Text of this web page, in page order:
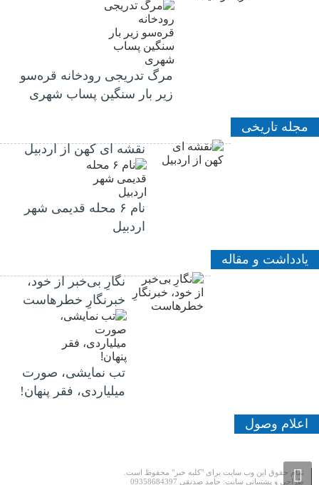
مرگ تدریجی رودخانه قره‌سو
زیر بار سنگین پساب شهری
مجله تاریخی
نقشه ای کهن از اردبیل
نام ۶ محله قدیمی شهر
اردبیل
یادداشت و مقاله
نگارِ بی‌خبر از خود،
خبرنگارِ خطرهاست
تب نمایشی، صورت
میلیاردی، فقر پنهان!
اعلام وصول
تمام حقوق این وب سایت برای "کلبه خبر" محفوظ است.
طراحی و پشتیبانی سایت: حامد صدیقی 09358684397